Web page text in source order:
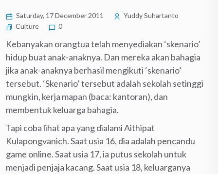
Saturday, 17 December 2011
Yuddy Suhartanto
Culture
0
Kebanyakan orangtua telah menyediakan ‘skenario’
hidup buat anak-anaknya. Dan mereka akan bahagia
jika anak-anaknya berhasil mengikuti ‘skenario’
tersebut. ‘Skenario’ tersebut adalah sekolah setinggi
mungkin, kerja mapan (baca: kantoran), dan
membentuk keluarga bahagia.
Tapi coba lihat apa yang dialami Aithipat
Kulapongvanich. Saat usia 16, dia adalah pencandu
game online. Saat usia 17, ia putus sekolah untuk
menjadi penjaja kacang. Saat usia 18, keluarganya